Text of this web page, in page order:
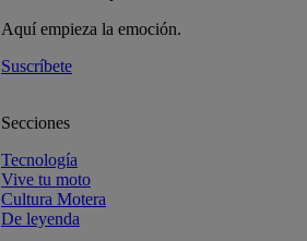
Aquí empieza la emoción.
Suscríbete
Secciones
Tecnología
Vive tu moto
Cultura Motera
De leyenda